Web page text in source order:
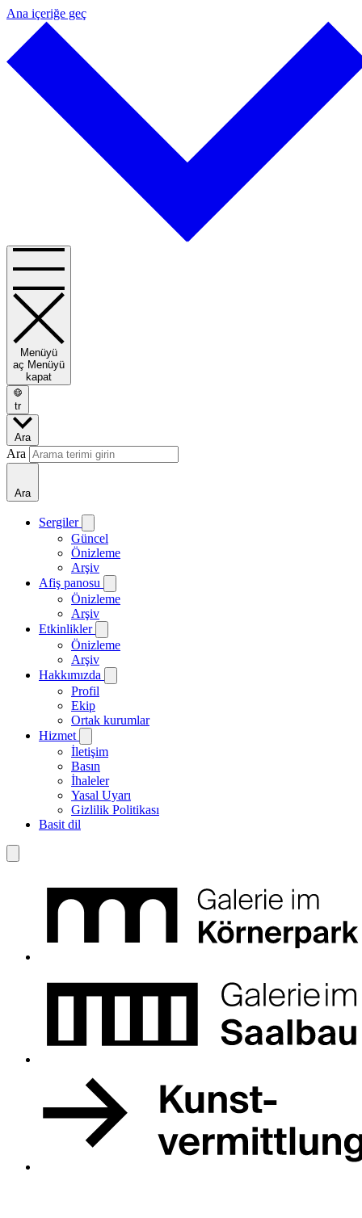
Ana içeriğe geç
Menüyü
aç Menüyü
kapat
tr
Ara
Ara
Ara
Sergiler
Güncel
Önizleme
Arşiv
Afiş panosu
Önizleme
Arşiv
Etkinlikler
Önizleme
Arşiv
Hakkımızda
Profil
Ekip
Ortak kurumlar
Hizmet
İletişim
Basın
İhaleler
Yasal Uyarı
Gizlilik Politikası
Basit dil